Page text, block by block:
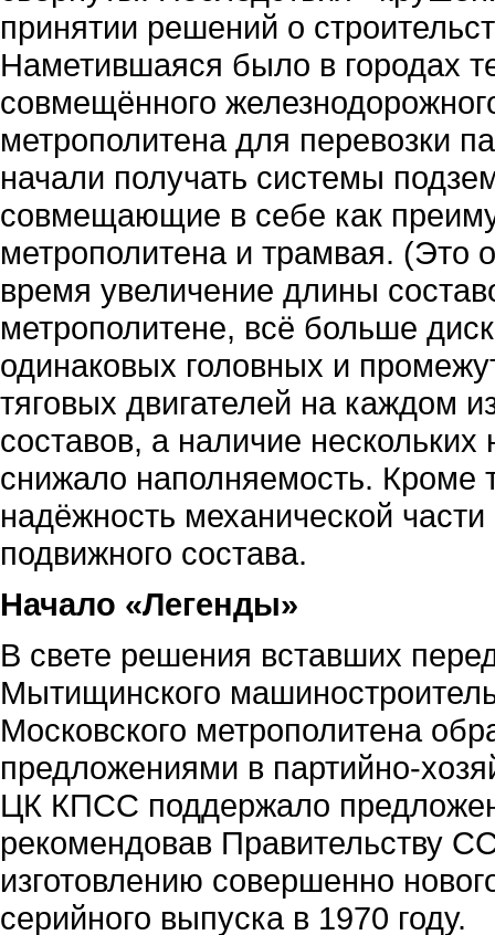
принятии решений о
Наметившаяся было в городах
совмещённого
метрополитена для перевозки
начали получать системы
совмещающие в себе как
метрополитена и трамвая. (Это
время увеличение длины
метрополитене, всё больше
одинаковых головных и
тяговых двигателей на каждом
составов, а наличие
снижало наполняемость. Кроме
надёжность механической
подвижного состава.
Начало «Легенды»
В свете решения вставших
Мытищинского
Московского метрополитена
предложениями в партийно-
ЦК КПСС поддержало
рекомендовав Правительству
изготовлению совершенно
серийного выпуска в 1970 году.